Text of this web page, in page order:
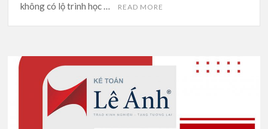
không có lộ trình học …
READ MORE